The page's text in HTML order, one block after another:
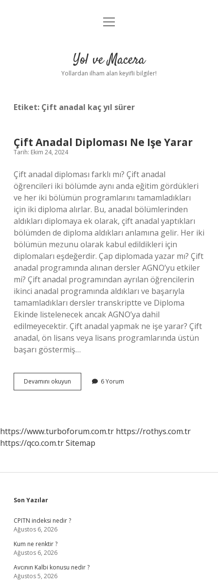
Anasayfa
Yasal Uyarı
menüyü
Yol ve Macera
Yollardan ilham alan keyifli bilgiler!
Etiket: Çift anadal kaç yıl sürer
Çift Anadal Diploması Ne Işe Yarar
Tarih: Ekim 24, 2024
Çift anadal diploması farklı mı? Çift anadal
öğrencileri iki bölümde aynı anda eğitim gördükleri
ve her iki bölümün programlarını tamamladıkları
için iki diploma alırlar. Bu, anadal bölümlerinden
aldıkları diplomaya ek olarak, çift anadal yaptıkları
bölümden de diploma aldıkları anlamına gelir. Her iki
bölümün mezunu olarak kabul edildikleri için
diplomaları eşdeğerdir. Çap diplomada yazar mı? Çift
anadal programında alınan dersler AGNO’yu etkiler
mi? Çift anadal programından ayrılan öğrencilerin
ikinci anadal programında aldıkları ve başarıyla
tamamladıkları dersler transkriptte ve Diploma
Ekinde listelenecek ancak AGNO’ya dahil
edilmeyecektir. Çift anadal yapmak ne işe yarar? Çift
anadal, ön lisans veya lisans programlarında üstün
başarı göstermiş…
Devamını okuyun
Anadal
6 Yorum
https://www.turboforum.com.tr https://rothys.com.tr
https://qco.com.trSitemap
Sidebar
Son Yazılar
CPITN indeksi nedir ?
Ağustos 6, 2026
Kum ne renktir ?
Ağustos 6, 2026
Avcının Kalbi konusu nedir ?
Ağustos 5, 2026